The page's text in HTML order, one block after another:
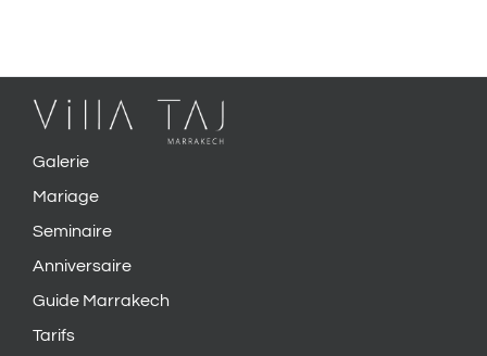
Galerie
Mariage
Seminaire
Anniversaire
Guide Marrakech
Tarifs